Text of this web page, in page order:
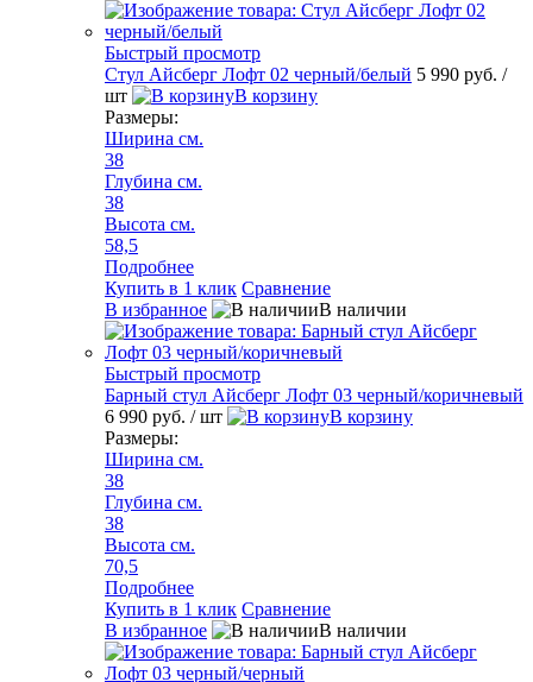
Быстрый просмотр
Стул Айсберг Лофт 02 черный/белый 5 990 руб. /
шт
В корзину
Размеры:
Ширина см.
38
Глубина см.
38
Высота см.
58,5
Подробнее
Купить в 1 клик Сравнение
В избранное
В наличии
Быстрый просмотр
Барный стул Айсберг Лофт 03 черный/коричневый
6 990 руб. / шт
В корзину
Размеры:
Ширина см.
38
Глубина см.
38
Высота см.
70,5
Подробнее
Купить в 1 клик Сравнение
В избранное
В наличии